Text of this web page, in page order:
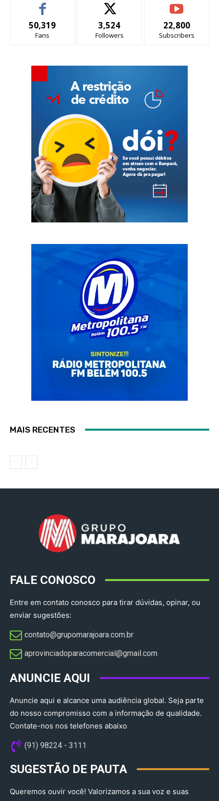
50,319
Fans
3,524
Followers
22,800
Subscribers
MAIS RECENTES
FALE CONOSCO
Entre em contato conosco para tirar dúvidas, opinar, ou
enviar sugestões:
contato@grupomarajoara.com.br
aprovinciadoparacomercial@gmail.com​
ANUNCIE AQUI
Anuncie aqui e alcance uma audiência global. Seja parte
do nosso compromisso com a informação de qualidade.
Contate-nos nos telefones abaixo
(91) 98224 - 3111
SUGESTÃO DE PAUTA
Queremos ouvir você! Valorizamos a sua voz e suas